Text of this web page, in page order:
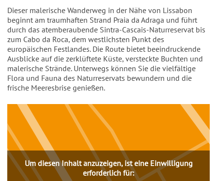
Einleitung
Dieser malerische Wanderweg in der Nähe von Lissabon
beginnt am traumhaften Strand Praia da Adraga und führt
durch das atemberaubende Sintra-Cascais-Naturreservat bis
zum Cabo da Roca, dem westlichsten Punkt des
europäischen Festlandes. Die Route bietet beeindruckende
Ausblicke auf die zerklüftete Küste, versteckte Buchten und
malerische Strände. Unterwegs können Sie die vielfältige
Flora und Fauna des Naturreservats bewundern und die
frische Meeresbrise genießen.
Inhalt
Um diesen Inhalt anzuzeigen, ist eine Einwilligung
erforderlich für: